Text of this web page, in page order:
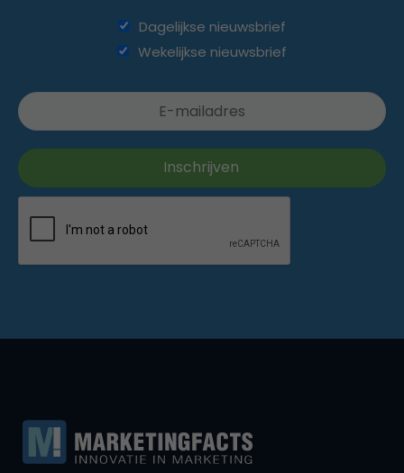
Dagelijkse nieuwsbrief
Wekelijkse nieuwsbrief